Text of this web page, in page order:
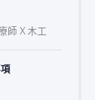
師 X 木工